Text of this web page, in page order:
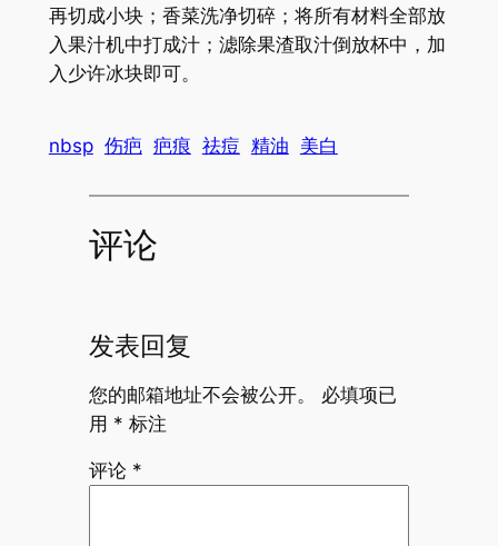
再切成小块；香菜洗净切碎；将所有材料全部放
入果汁机中打成汁；滤除果渣取汁倒放杯中，加
入少许冰块即可。
nbsp 伤疤 疤痕 祛痘 精油 美白
评论
发表回复
您的邮箱地址不会被公开。
必填项已
用 * 标注
评论 *